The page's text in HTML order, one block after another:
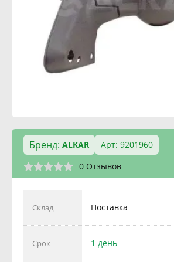
Бренд: ALKAR
Арт: 9201960
0 Отзывов
Склад Поставка
Срок 1 день